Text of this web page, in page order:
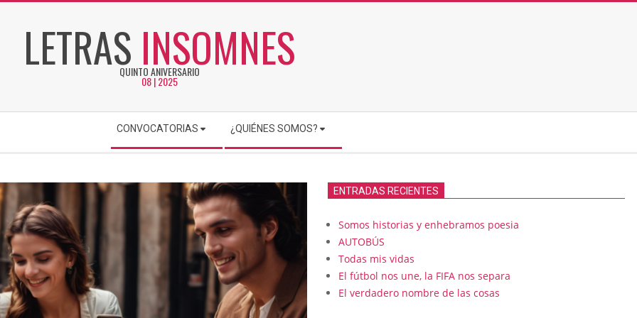
LETRAS INSOMNES
QUINTO ANIVERSARIO
08 | 2025
CONVOCATORIAS ¿QUIÉNES SOMOS?
ENTRADAS RECIENTES
Somos historias y enhebramos poesia
AUTOBÚS
Todas mis vidas
El fútbol nos une, la FIFA nos separa
El verdadero nombre de las cosas